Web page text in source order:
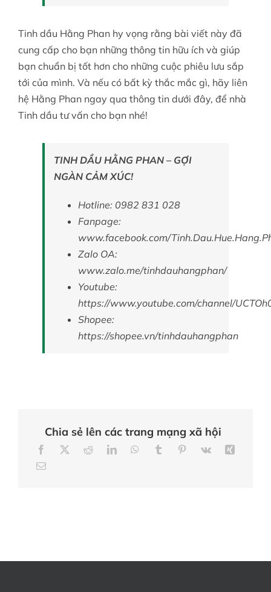
Tinh dầu Hằng Phan hy vọng rằng bài viết này đã
cung cấp cho bạn những thông tin hữu ích và giúp
bạn chuẩn bị tốt hơn cho những cuộc phiêu lưu sắp
tới của mình. Và nếu có bất kỳ thắc mắc gì, hãy liên
hệ Hằng Phan ngay qua thông tin dưới đây, để nhà
Tinh dầu tư vấn cho bạn nhé!
TINH DẦU HẰNG PHAN – GỢI
NGÀN CẢM XÚC!
Hotline: 0982 831 028
Fanpage:
www.facebook.com/
Zalo OA:
www.zalo.me/tinhdauhangphan/
Youtube:
https://www.youtube.com/channel/
Shopee:
https://shopee.vn/tinhdauhangphan
Chia sẻ lên các trang mạng xã hội